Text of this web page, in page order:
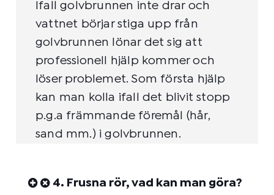
Ifall golvbrunnen inte drar och
vattnet börjar stiga upp från
golvbrunnen lönar det sig att
professionell hjälp kommer och
löser problemet. Som första hjälp
kan man kolla ifall det blivit stopp
p.g.a främmande föremål (hår,
sand mm.) i golvbrunnen.
4. Frusna rör, vad kan man göra?